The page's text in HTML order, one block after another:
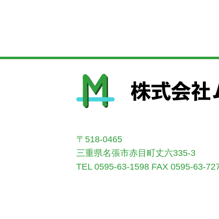
〒518-0465
三重県名張市赤目町丈六335-3
TEL 0595-63-1598 FAX 0595-63-